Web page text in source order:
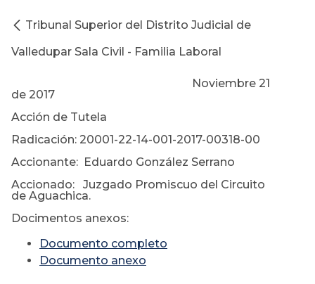
Tribunal Superior del Distrito Judicial de
Valledupar Sala Civil - Familia Laboral
Noviembre 21
de 2017
Acción de Tutela
Radicación: 20001-22-14-001-2017-00318-00
Accionante: Eduardo González Serrano
Accionado: Juzgado Promiscuo del Circuito
de Aguachica.
Docimentos anexos:
Documento completo
Documento anexo